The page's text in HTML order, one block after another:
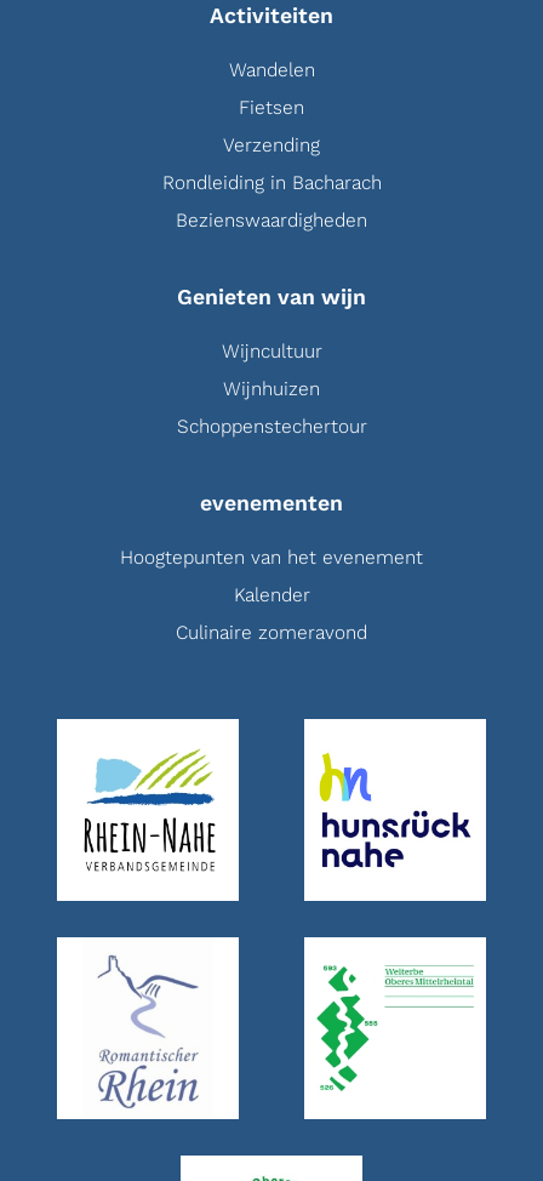
Activiteiten
Wandelen
Fietsen
Verzending
Rondleiding in Bacharach
Bezienswaardigheden
Genieten van wijn
Wijncultuur
Wijnhuizen
Schoppenstechertour
evenementen
Hoogtepunten van het evenement
Kalender
Culinaire zomeravond